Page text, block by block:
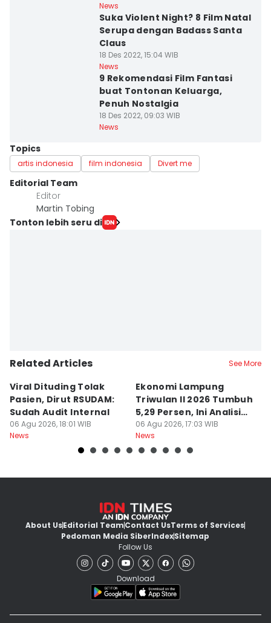
News
Suka Violent Night? 8 Film Natal
Serupa dengan Badass Santa
Claus
18 Des 2022, 15:04 WIB
News
9 Rekomendasi Film Fantasi
buat Tontonan Keluarga,
Penuh Nostalgia
18 Des 2022, 09:03 WIB
News
Topics
artis indonesia film indonesia Divert me
Editorial Team
Editor
Martin Tobing
Tonton lebih seru di
Related Articles See More
Viral Dituding Tolak
Pasien, Dirut RSUDAM:
Sudah Audit Internal
06 Agu 2026, 18:01 WIB
News
Ekonomi Lampung
Triwulan II 2026 Tumbuh
5,29 Persen, Ini Analisis
BI
06 Agu 2026, 17:03 WIB
News
About UsEditorial TeamContact UsTerms of Services
Pedoman Media SiberIndexSitemap
Follow Us
Download